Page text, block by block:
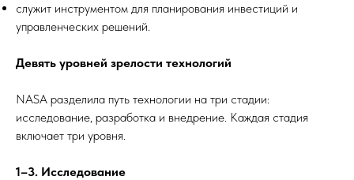
служит инструментом для планирования инвестиций и
управленческих решений.
Девять уровней зрелости технологий
NASA разделила путь технологии на три стадии:
исследование, разработка и внедрение. Каждая стадия
включает три уровня.
1–3. Исследование